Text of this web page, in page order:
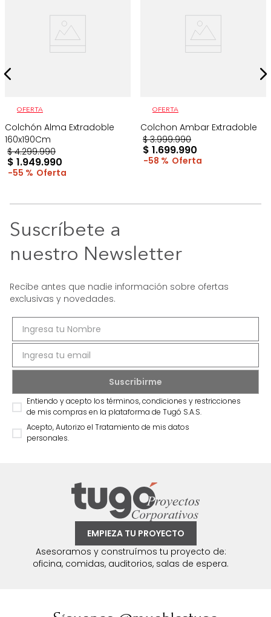
OFERTA
Colchón Alma Extradoble
160x190Cm
$ 4.299.990
$ 1.949.990
55 %
OFERTA
Colchon Ambar Extradoble
$ 3.999.990
$ 1.699.990
58 %
Suscríbete a
nuestro Newsletter
Recibe antes que nadie información sobre ofertas
exclusivas y novedades.
Entiendo y acepto los términos, condiciones y restricciones
de mis compras en la plataforma de Tugó S.A.S.
Acepto, Autorizo el Tratamiento de mis datos
personales.
EMPIEZA TU PROYECTO
Asesoramos y construímos tu proyecto de:
oficina, comidas, auditorios, salas de espera.